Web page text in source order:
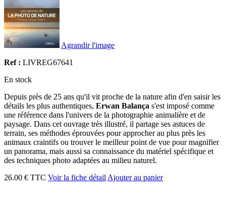
Agrandir l'image
Ref : LIVREG67641
En stock
Depuis près de 25 ans qu'il vit proche de la nature afin d'en saisir les
détails les plus authentiques, Erwan Balança s'est imposé comme
une référence dans l'univers de la photographie animalière et de
paysage. Dans cet ouvrage très illustré, il partage ses astuces de
terrain, ses méthodes éprouvées pour approcher au plus près les
animaux craintifs ou trouver le meilleur point de vue pour magnifier
un panorama, mais aussi sa connaissance du matériel spécifique et
des techniques photo adaptées au milieu naturel.
26.00 € TTC Voir la fiche détail Ajouter au panier